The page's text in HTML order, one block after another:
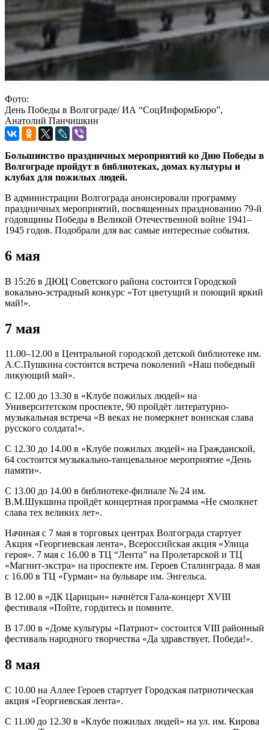
Фото:
День Победы в Волгограде/ ИА “СоцИнформБюро”,
Анатолий Панчишкин
Большинство праздничных мероприятий ко Дню Победы в
Волгограде пройдут в библиотеках, домах культуры и
клубах для пожилых людей.
В администрации Волгограда анонсировали программу
праздничных мероприятий, посвященных празднованию 79-й
годовщины Победы в Великой Отечественной войне 1941–
1945 годов. Подобрали для вас самые интересные события.
6 мая
В 15:26 в ДЮЦ Советского района состоится Городской
вокально-эстрадный конкурс «Тот цветущий и поющий яркий
май!».
7 мая
11.00–12.00 в Центральной городской детской библиотеке им.
А.С.Пушкина состоится встреча поколений «Наш победный
ликующий май».
С 12.00 до 13.30 в «Клубе пожилых людей» на
Университетском проспекте, 90 пройдёт литературно-
музыкальная встреча «В веках не померкнет воинская слава
русского солдата!».
С 12.30 до 14.00 в «Клубе пожилых людей» на Гражданской,
64 состоится музыкально-танцевальное мероприятие «День
памяти».
С 13.00 до 14.00 в библиотеке-филиале № 24 им.
В.М.Шукшина пройдёт концертная программа «Не смолкнет
слава тех великих лет».
Начиная с 7 мая в торговых центрах Волгограда стартует
Акция «Георгиевская лента», Всероссийская акция «Улица
героя». 7 мая с 16.00 в ТЦ “Лента” на Пролетарской и ТЦ
«Магнит-экстра» на проспекте им. Героев Сталинграда. 8 мая
с 16.00 в ТЦ «Гурман» на бульваре им. Энгельса.
В 12.00 в «ДК Царицын» начнётся Гала-концерт XVIII
фестиваля «Пойте, гордитесь и помните.
В 17.00 в «Доме культуры «Патриот» состоится VIII районный
фестиваль народного творчества «Да здравствует, Победа!».
8 мая
С 10.00 на Аллее Героев стартует Городская патриотическая
акция «Георгиевская лента».
С 11.00 до 12.30 в «Клубе пожилых людей» на ул. им. Кирова